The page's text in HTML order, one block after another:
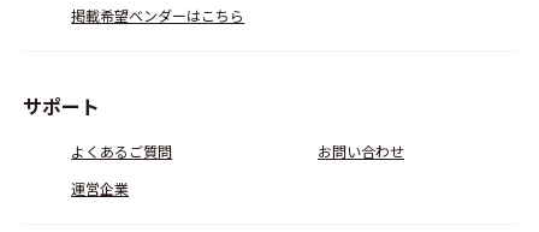
掲載希望ベンダーはこちら
サポート
よくあるご質問
お問い合わせ
運営企業